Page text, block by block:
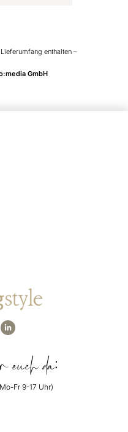
enthalten –
GmbH
da:
Fr 9-17 Uhr)